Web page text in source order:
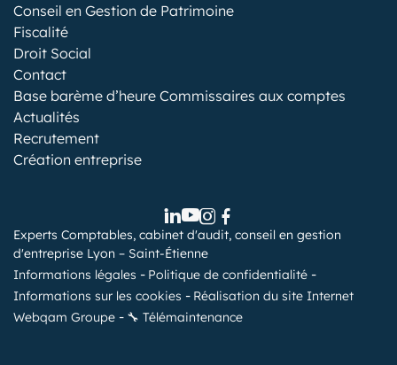
Conseil en Gestion de Patrimoine
Fiscalité
Droit Social
Contact
Base barème d’heure Commissaires aux comptes
Actualités
Recrutement
Création entreprise
Experts Comptables, cabinet d'audit, conseil en gestion
d'entreprise Lyon – Saint-Étienne
Informations légales
Politique de confidentialité
Informations sur les cookies
Réalisation du site Internet
Webqam Groupe
🔧 Télémaintenance